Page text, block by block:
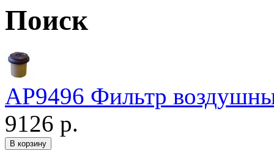
Поиск
AP9496 Фильтр
9126 р.